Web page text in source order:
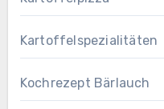
Kartoffelspezialitäten
Kochrezept Bärlauch